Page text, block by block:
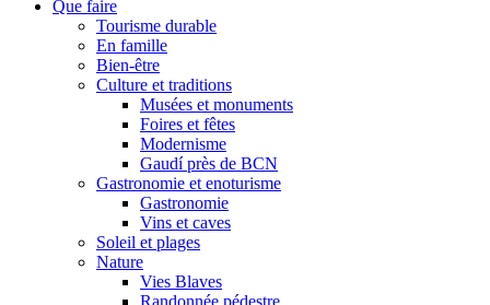
Que faire
Tourisme durable
En famille
Bien-être
Culture et traditions
Musées et monuments
Foires et fêtes
Modernisme
Gaudí près de BCN
Gastronomie et enoturisme
Gastronomie
Vins et caves
Soleil et plages
Nature
Vies Blaves
Randonnée pédestre